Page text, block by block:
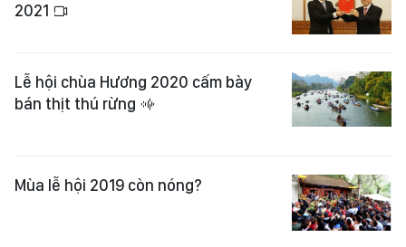
2021
Lễ hội chùa Hương 2020 cấm bày
bán thịt thú rừng
Mùa lễ hội 2019 còn nóng?